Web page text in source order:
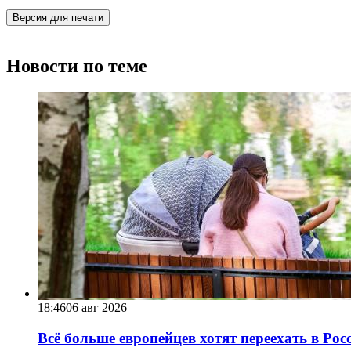
Версия для печати
Новости по теме
18:4606 авг 2026
Всё больше европейцев хотят переехать в